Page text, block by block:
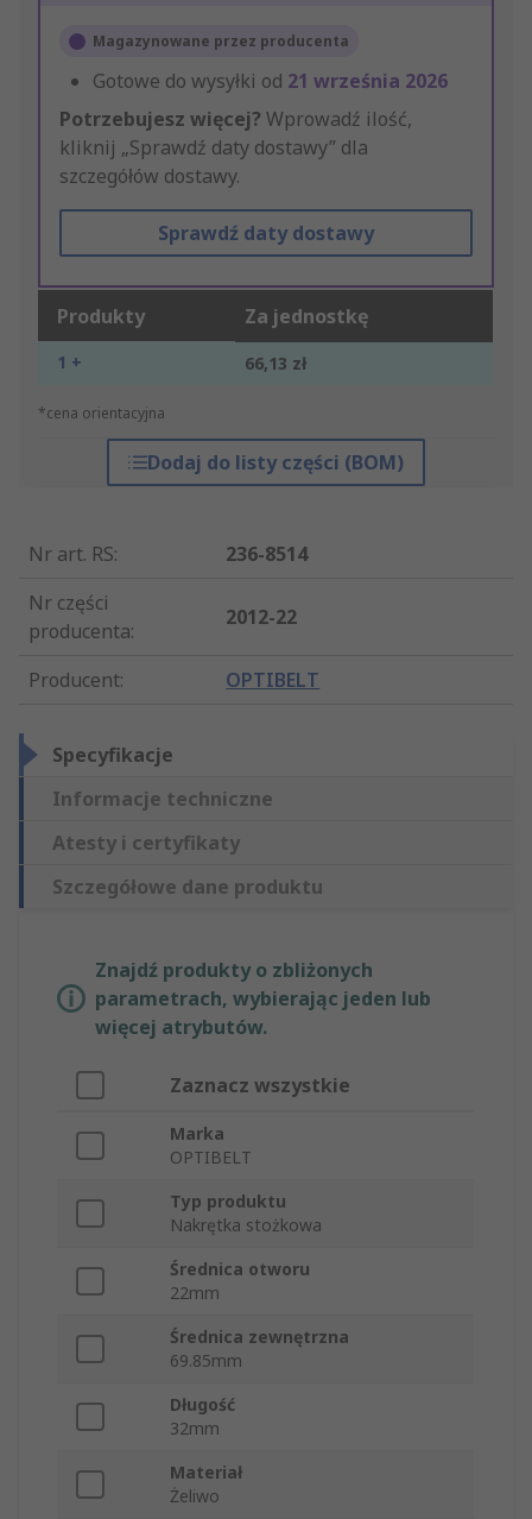
Magazynowane przez producenta
Gotowe do wysyłki od 21 września 2026
Potrzebujesz więcej? Wprowadź ilość,
kliknij „Sprawdź daty dostawy” dla
szczegółów dostawy.
Sprawdź daty dostawy
Produkty Za jednostkę
1 + 66,13 zł
*cena orientacyjna
Dodaj do listy części (BOM)
Nr art. RS:
236-8514
Nr części
producenta:
2012-22
Producent: OPTIBELT
Specyfikacje
Informacje techniczne
Atesty i certyfikaty
Szczegółowe dane produktu
Znajdź produkty o zbliżonych
parametrach, wybierając jeden lub
więcej atrybutów.
Zaznacz wszystkie
Marka
OPTIBELT
Typ produktu
Nakrętka stożkowa
Średnica otworu
22mm
Średnica zewnętrzna
69.85mm
Długość
32mm
Materiał
Żeliwo